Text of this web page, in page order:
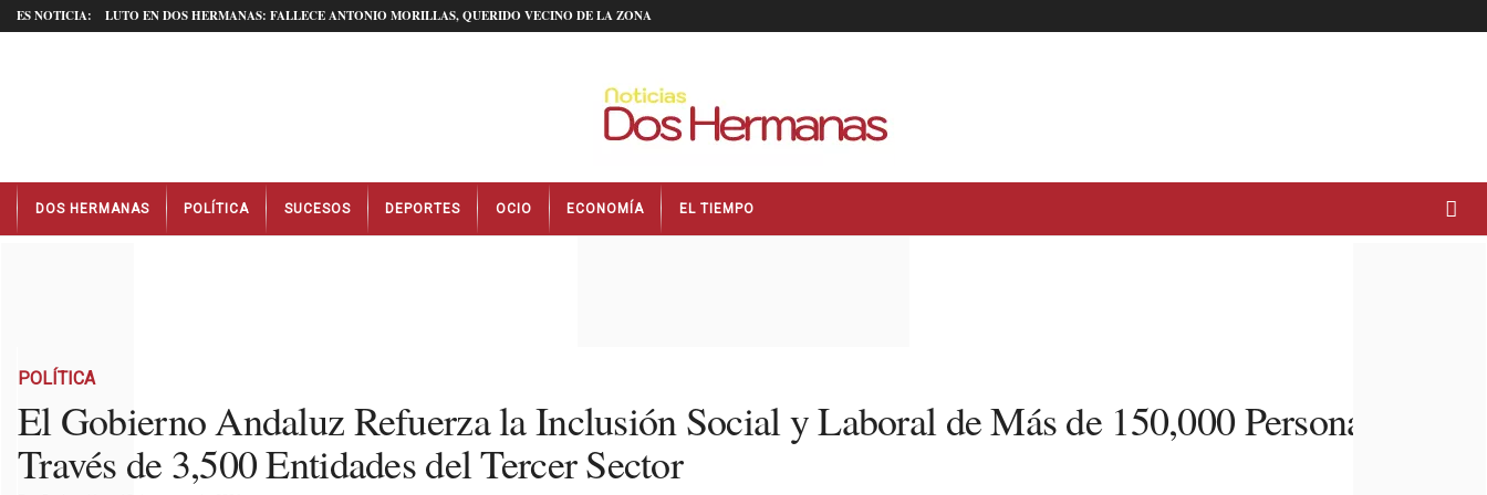
ES NOTICIA: LUTO EN DOS HERMANAS: FALLECE ANTONIO MORILLAS, QUERIDO VECINO DE LA ZONA
t
DOS HERMANAS POLÍTICA SUCESOS DEPORTES OCIO ECONOMÍA EL TIEMPO
POLÍTICA
El Gobierno Andaluz Refuerza la Inclusión Social y Laboral de Más de 150,000 Personas a
Través de 3,500 Entidades del Tercer Sector